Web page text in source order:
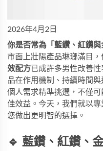
2026年4月2日
你是否常為「藍鑽、紅鑽
市面上壯陽產品琳瑯滿目
效配方已成許多男性改善
品在作用機制、持續時間
個人需求精準挑選，不僅
佳效益。今天，我們就以
您做出更明智的選擇。
🔹 藍鑽、紅鑽、